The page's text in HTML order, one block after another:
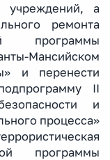
учреждений, а
ремонта
программы
Мансийском
и перенести
II
и
процесса»
программы